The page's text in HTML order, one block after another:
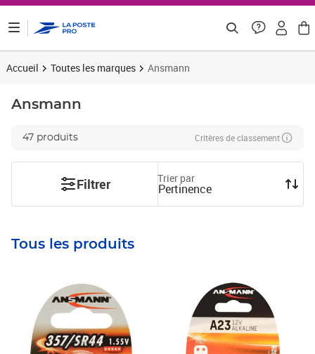
Accueil Toutes les marques Ansmann
Ansmann
47 produits Critères de classement
Filtrer Trier par
Pertinence
Tous les produits
Prix 6,56€ HT Prix 5,71€ HT